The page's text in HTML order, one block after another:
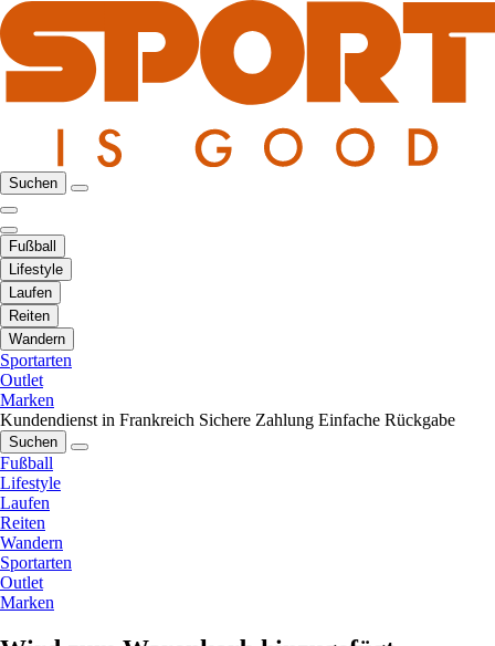
Suchen
Fußball
Lifestyle
Laufen
Reiten
Wandern
Sportarten
Outlet
Marken
Kundendienst in Frankreich Sichere Zahlung Einfache Rückgabe
Suchen
Fußball
Lifestyle
Laufen
Reiten
Wandern
Sportarten
Outlet
Marken